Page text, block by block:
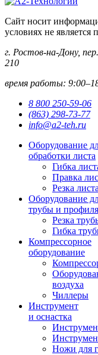
Сайт носит
условиях не
г. Ростов-на-Дону,
210
время работы:
8 800 250-59-06
(863) 298-73-77
info@a2-teh.ru
Оборудование
обработки листа
Гибка
Правка
Резка листа
Оборудование
трубы и профиля
Резка
Гибка
Компрессорное
оборудование
воздуха
Чиллеры
Инструмент
и оснастка
Ножи для